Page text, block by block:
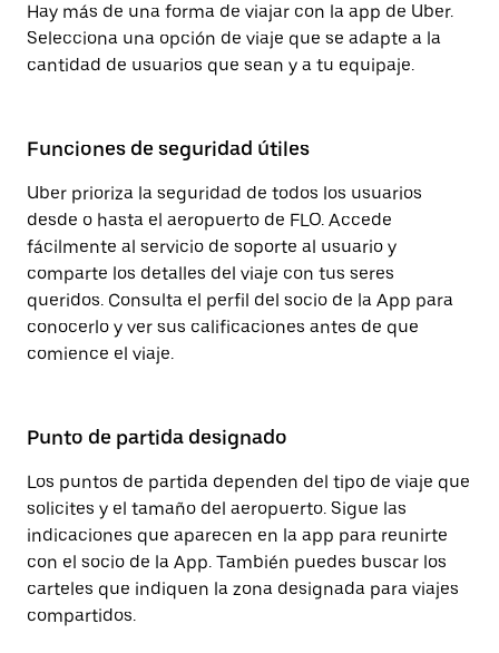
Hay más de una forma de viajar con la app de Uber.
Selecciona una opción de viaje que se adapte a la
cantidad de usuarios que sean y a tu equipaje.
Funciones de seguridad útiles
Uber prioriza la seguridad de todos los usuarios
desde o hasta el aeropuerto de FLO. Accede
fácilmente al servicio de soporte al usuario y
comparte los detalles del viaje con tus seres
queridos. Consulta el perfil del socio de la App para
conocerlo y ver sus calificaciones antes de que
comience el viaje.
Punto de partida designado
Los puntos de partida dependen del tipo de viaje que
solicites y el tamaño del aeropuerto. Sigue las
indicaciones que aparecen en la app para reunirte
con el socio de la App. También puedes buscar los
carteles que indiquen la zona designada para viajes
compartidos.